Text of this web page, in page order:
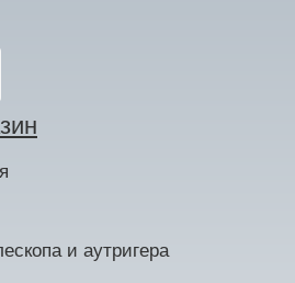
и аутригера